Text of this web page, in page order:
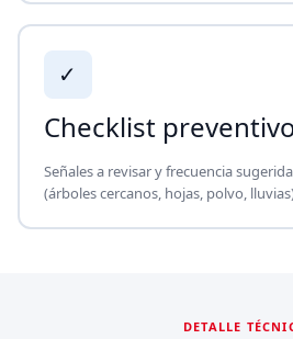
✓
Checklist
Señales a revisar y frecuencia
(árboles cercanos, hojas, polvo,
DETALLE